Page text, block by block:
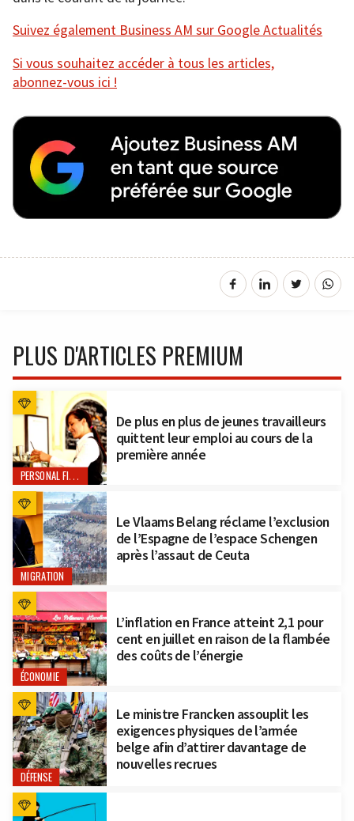
Suivez également Business AM sur Google Actualités
Si vous souhaitez accéder à tous les articles,
abonnez-vous ici !
PLUS D'ARTICLES PREMIUM
PERSONAL FINANCE
De plus en plus de jeunes travailleurs
quittent leur emploi au cours de la
première année
MIGRATION
Le Vlaams Belang réclame l’exclusion
de l’Espagne de l’espace Schengen
après l’assaut de Ceuta
ÉCONOMIE
L’inflation en France atteint 2,1 pour
cent en juillet en raison de la flambée
des coûts de l’énergie
DÉFENSE
Le ministre Francken assouplit les
exigences physiques de l’armée
belge afin d’attirer davantage de
nouvelles recrues